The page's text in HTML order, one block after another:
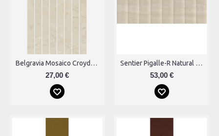
Belgravia Mosaico Croydon Natural Plytelės
27,00 €
Sentier Pigalle-R Natural Plytelės
53,00 €